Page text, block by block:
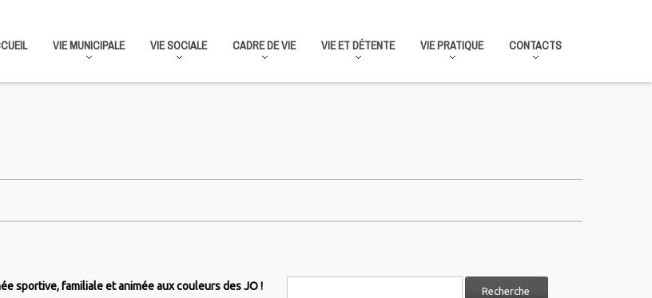
VIE MUNICIPALE VIE SOCIALE CADRE DE VIE VIE ET DÉTENTE VIE PRATIQUE CONTACTS
sportive, familiale et animée aux couleurs des JO !